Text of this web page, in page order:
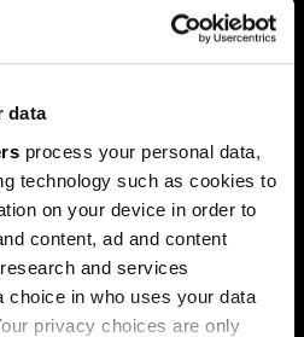
data
process your personal data,
technology such as cookies to
on your device in order to
content, ad and content
and services
choice in who uses your data
privacy choices are only
Psihologija
neprijatelj
su lipanj i srpanj mjeseci s